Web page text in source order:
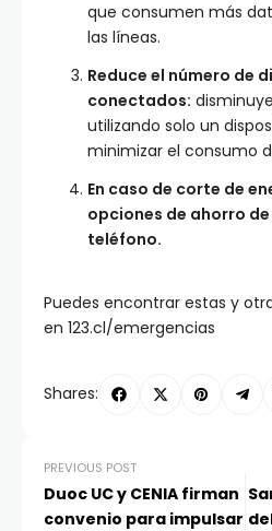
que consumen más
las líneas.
Reduce el número de
conectados:
utilizando solo un
minimizar el consumo
En caso de corte de
opciones de ahorro
teléfono.
Puedes encontrar estas y
en 123.cl/emergencias
Shares:
PREVIOUS POST
Duoc UC y CENIA firman
convenio para impulsar